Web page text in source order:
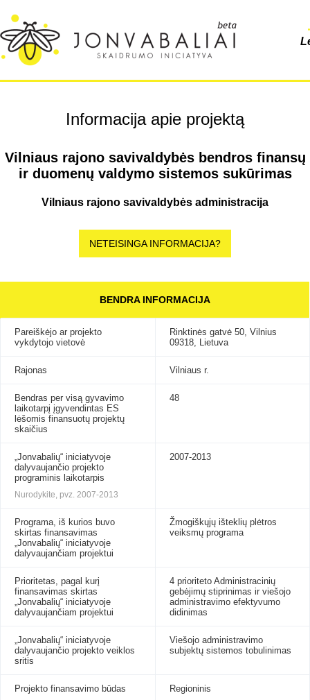
Informacija apie projektą
Vilniaus rajono savivaldybės bendros finansų
ir duomenų valdymo sistemos sukūrimas
Vilniaus rajono savivaldybės administracija
NETEISINGA INFORMACIJA?
BENDRA INFORMACIJA
Pareiškėjo ar projekto
vykdytojo vietovė
Rinktinės gatvė 50, Vilnius
09318, Lietuva
Rajonas Vilniaus r.
Bendras per visą gyvavimo
laikotarpį įgyvendintas ES
lėšomis finansuotų projektų
skaičius
48
„Jonvabalių“ iniciatyvoje
dalyvaujančio projekto
programinis laikotarpis
Nurodykite, pvz. 2007-2013
2007-2013
Programa, iš kurios buvo
skirtas finansavimas
„Jonvabalių“ iniciatyvoje
dalyvaujančiam projektui
Žmogiškųjų išteklių plėtros
veiksmų programa
Prioritetas, pagal kurį
finansavimas skirtas
„Jonvabalių“ iniciatyvoje
dalyvaujančiam projektui
4 prioriteto Administracinių
gebėjimų stiprinimas ir viešojo
administravimo efektyvumo
didinimas
„Jonvabalių“ iniciatyvoje
dalyvaujančio projekto veiklos
sritis
Viešojo administravimo
subjektų sistemos tobulinimas
Projekto finansavimo būdas Regioninis